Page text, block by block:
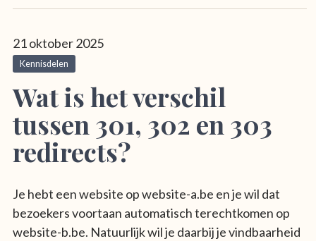
21 oktober 2025
Kennisdelen
Wat is het verschil
tussen 301, 302 en 303
redirects?
Je hebt een website op website-a.be en je wil dat
bezoekers voortaan automatisch terechtkomen op
website-b.be. Natuurlijk wil je daarbij je vindbaarheid